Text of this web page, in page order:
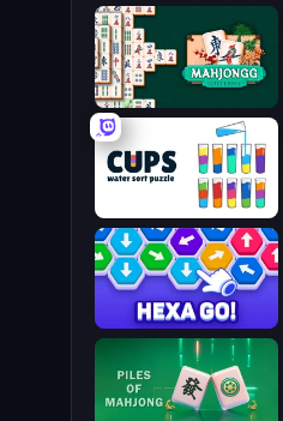
Mahjongg Solitaire
Hexa GO!